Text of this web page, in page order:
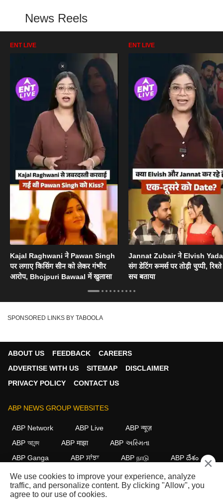
News Reels
ENT LIVE
Kajal Raghwani ने Pawan Singh
पर लगाए किसिंग सीन को लेकर गंभीर
आरोप, Bhojpuri Bawaal में खुलासा
ENT LIVE
Jannat Zubair ने Elvish
संग डेटिंग रूमर्स पर तोड़ी चुप्पी,
सच बताया
SPONSORED LINKS BY TABOOLA
ABOUT US FEEDBACK
CAREERS
ADVERTISE WITH US
SITEMAP
DISCLAIMER
PRIVACY POLICY
CONTACT US
ABP NEWS GROUP WEBSITES
ABP Network ABP Live
ABP न्यूज़
ABP আনন্দ
ABP माझा
ABP અસ્મિતા
ABP Ganga
ABP ਸਾਂਝਾ ABP நாடு ABP దేశం
FOLLOW US
×
We use cookies to improve your experience, analyze
traffic, and personalize content. By clicking "Allow", you
agree to our use of cookies.